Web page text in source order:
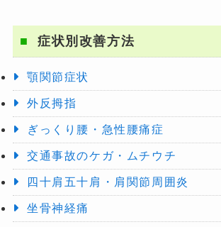
症状別改善方法
顎関節症状
外反拇指
ぎっくり腰・急性腰痛症
交通事故のケガ・ムチウチ
四十肩五十肩・肩関節周囲炎
坐骨神経痛